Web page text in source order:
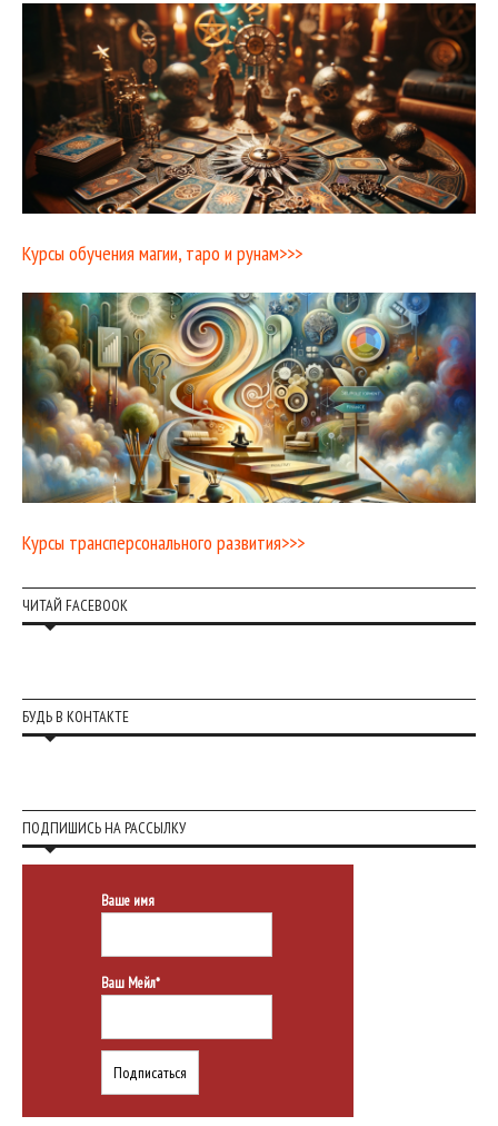
Курсы обучения магии, таро и рунам>>>
Курсы трансперсонального развития>>>
ЧИТАЙ FACEBOOK
БУДЬ В КОНТАКТЕ
ПОДПИШИСЬ НА РАССЫЛКУ
Ваше имя
Ваш Мейл*